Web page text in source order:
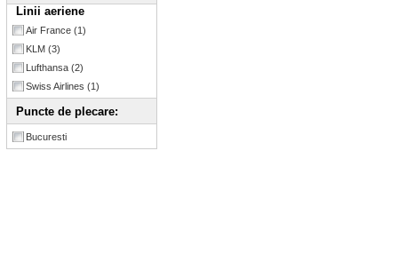
Linii aeriene
Air France (1)
KLM (3)
Lufthansa (2)
Swiss Airlines (1)
Puncte de plecare:
Bucuresti